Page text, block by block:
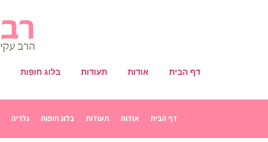
דף הבית אודות תעודות בלוג חופות
דף הבית אודות תעודות בלוג חופות גלריה